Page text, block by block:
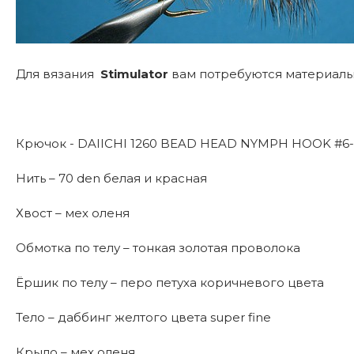
Для вязания Stimulator вам потребуются
Крючок - DAIICHI 1260 BEAD HEAD NYMPH HOOK #6-
Нить – 70 den белая и красная
Хвост – мех оленя
Обмотка по телу – тонкая золотая проволока
Ёршик по телу – перо петуха коричневого цвета
Тело – даббинг желтого цвета super fine